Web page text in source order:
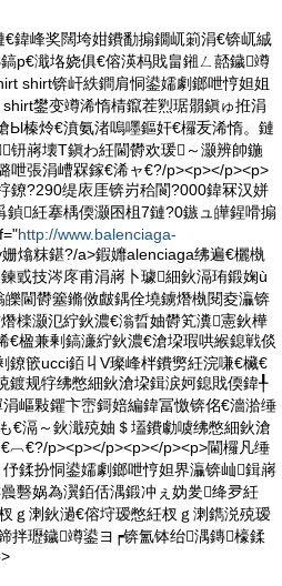
鍏峰奖闊垮姏鐨勫搧鐗屼箣涓€锛屼絾
р€濈垎娆俱€傛渶杩戝畠鎺ㄥ嚭鐬竴
shirt锛屽紩鐧肩恫鍙嬬劇鎯呭悙妲姐
鐢变竴浠惰棈鑹茬煭琚朤鎭ゅ拰涓
Ы榛炩€濆氨渚嗚嚜鏂奸€欏叐浠惰。鏈
钘嶈壊T鎭わ紝閫欎欢瑗～灏辨帥鍦
呭張涓嶆槑鎵€浠ャ€?/p><p></p><p>
鐐?290缇庡厓锛岃秴閬?000鍏冧汉姘
鍞紝搴楀偄灏囨柤7鏈?0鏃ュ皣鍟嗗搧
http://www.balenciaga-
熻粖鍖?/a>鍜孊alenciaga绋遍€欐槸
戜技涔庝甫涓嶈卜璩細鈥滆珛鍛婅ù
閫欎簺鏅傚皻鍝佺墝鐪熸槸閱夌灜锛
檪灏氾紵鈥濃€滃晢妯欎笂瀵憲鈥樺
€楹兼剰鎬濓紵鈥濃€滄垜瑕哄緱鎴戦倓
鐐篏ucci銆丩V璨峰柈鐨勶紝浣嗛€欌€
鍍规牸绋憋細鈥滄垜鍓涙妸鎴戝偄鍏╀
嶇敤鑺卞崈鎶婄編鍏冨憿锛佲€濇湁缍
€滆～鈥濈殑妯＄壒鐨勮噳绋憋細鈥滄
p><p></p><p></p><p>閫欏凡缍
鍒扮恫鍙嬬劇鎯呭悙妲界灜锛屾鍓嶈
礊娲為瀷銆佸湡鍛冲ぇ妫夎绛夛紝
ｇ溂鈥濄€傛垨瑷憋紝杈ｇ溂鐫涚殑瑷
拌瓑鐬竴鍙ヨ┍锛氳钵绐湡鏄檺鍒